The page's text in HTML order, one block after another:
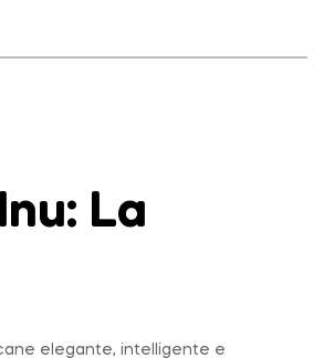
La
elegante, intelligente e